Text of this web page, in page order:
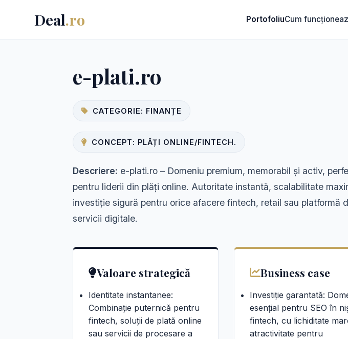
Deal.ro PortofoliuCum
e-plati.ro
CATEGORIE: FINANȚE
CONCEPT: PLĂȚI ONLINE/FINTECH.
Descriere: e-plati.ro – Domeniu premium, memorabil și activ,
pentru liderii din plăți online. Autoritate instantă, scalabilitate
investiție sigură pentru orice afacere fintech, retail sau platformă
servicii digitale.
Valoare strategică
Identitate instantanee:
Combinație puternică pentru
fintech, soluții de plată online
sau servicii de procesare a
Business case
Investiție garantată:
esențial pentru SEO în
fintech, cu lichiditate
atractivitate pentru